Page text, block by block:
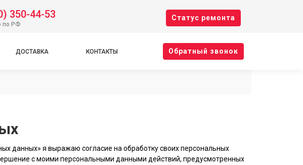
350-44-53
по РФ
Cтатус ремонта
ДОСТАВКА КОНТАКТЫ Oбратный звонок
данных» я выражаю согласие на обработку своих персональных
с моими персональными данными действий, предусмотренных